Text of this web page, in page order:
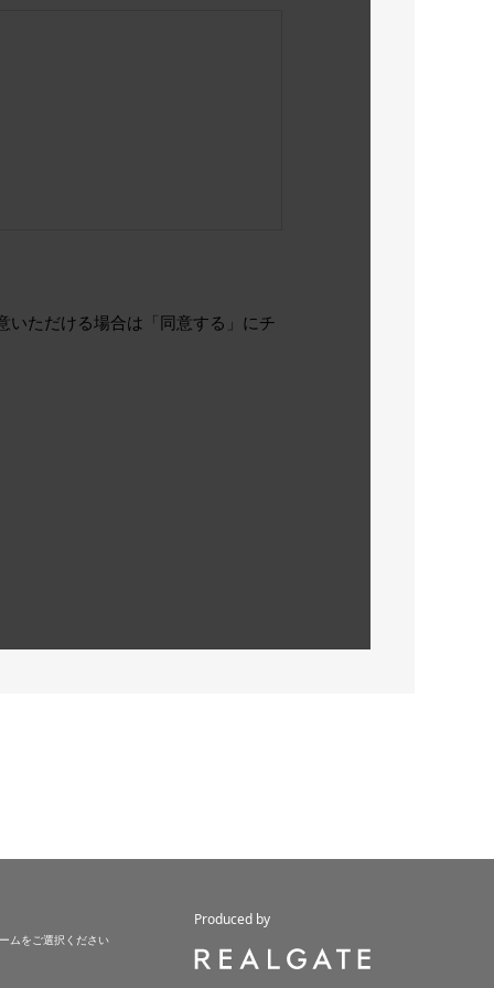
いただける場合は「同意する」にチ
ムをご選択ください
Produced by